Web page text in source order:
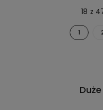
18 z
1